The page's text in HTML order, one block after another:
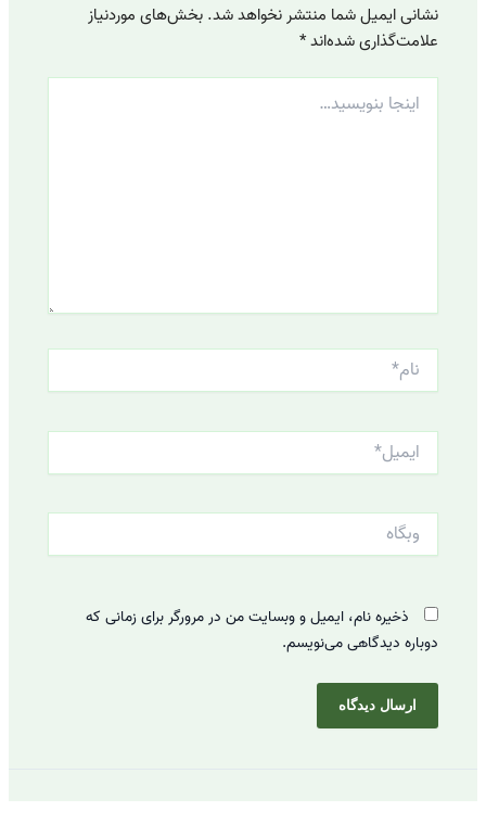
نشانی ایمیل شما منتشر نخواهد شد. بخش‌های موردنیاز
علامت‌گذاری شده‌اند*
اینجا
بنویسید…
نام*
ایمیل*
وبگاه
ذخیره نام، ایمیل و وبسایت من در مرورگر برای زمانی که
دوباره دیدگاهی می‌نویسم.